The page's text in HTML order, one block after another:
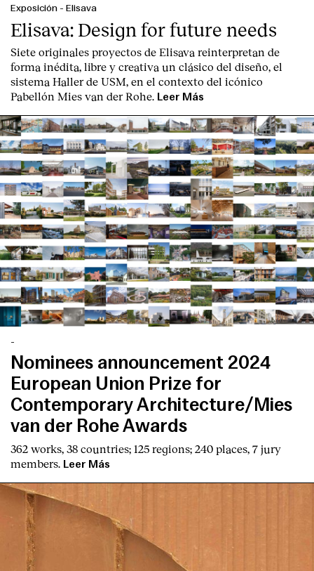
Exposición - Elisava
Elisava: Design for future needs
Siete originales proyectos de Elisava reinterpretan de
forma inédita, libre y creativa un clásico del diseño, el
sistema Haller de USM, en el contexto del icónico
Pabellón Mies van der Rohe. Leer Más
-
Nominees announcement 2024
European Union Prize for
Contemporary Architecture/Mies
van der Rohe Awards
362 works, 38 countries; 125 regions; 240 places, 7 jury
members.
Leer Más